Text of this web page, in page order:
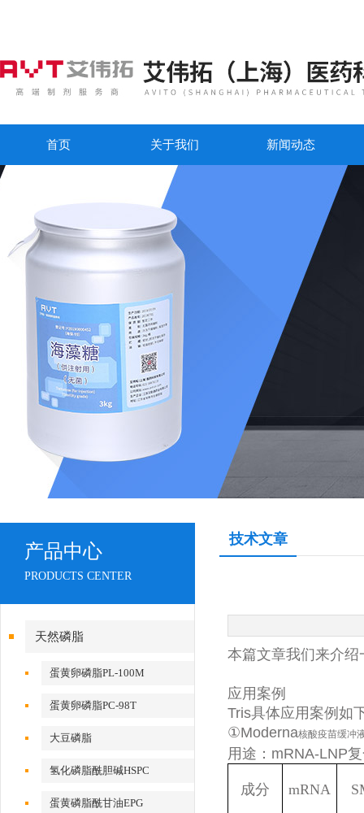
首页 关于我们 新闻动态
产品中心
PRODUCTS CENTER
天然磷脂
蛋黄卵磷脂PL-100M
蛋黄卵磷脂PC-98T
大豆磷脂
氢化磷脂酰胆碱HSPC
蛋黄磷脂酰甘油EPG
技术文章
本篇文章我们来介
应用案例
Tris具体应用案例如
①Moderna核酸疫苗缓冲
用途：mRNA-LNP
成分 mRNA S